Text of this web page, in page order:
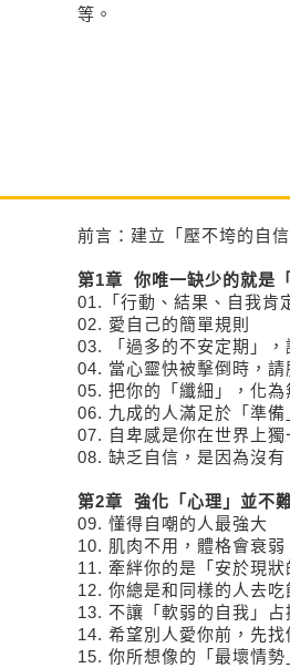
等。
前言：建立「壓不垮的自
第1章 你唯一缺少的就是「
01.「行動、結果、自我肯
02. 愛自己的簡單規則
03. 「過多的不安定期」
04. 當心靈快被擊倒時，請
05. 把你的「纖細」，化
06. 九成的人滿足於「準備
07. 自卑感是你在世界上獨
08. 缺乏自信，是因為沒有
第2章 強化「心理」並不
09. 懂得自嘲的人最強大
10. 肌肉不用，體格會衰
11. 牽絆你的是「安於現狀
12. 你總是和同樣的人去吃
13. 不讓「軟弱的自我」占
14. 希望別人愛你前，先找
15. 你所想像的「最壞情